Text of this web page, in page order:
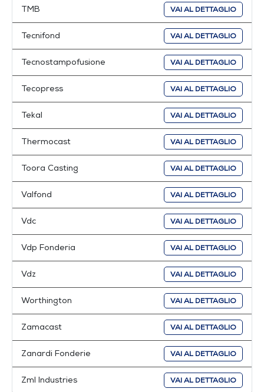
TMB VAI AL DETTAGLIO
Tecnifond VAI AL DETTAGLIO
Tecnostampofusione VAI AL DETTAGLIO
Tecopress VAI AL DETTAGLIO
Tekal VAI AL DETTAGLIO
Thermocast VAI AL DETTAGLIO
Toora Casting VAI AL DETTAGLIO
Valfond VAI AL DETTAGLIO
Vdc VAI AL DETTAGLIO
Vdp Fonderia VAI AL DETTAGLIO
Vdz VAI AL DETTAGLIO
Worthington VAI AL DETTAGLIO
Zamacast VAI AL DETTAGLIO
Zanardi Fonderie VAI AL DETTAGLIO
Zml Industries VAI AL DETTAGLIO